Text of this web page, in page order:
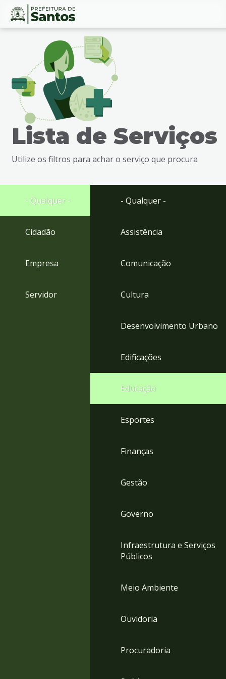
Ir
busca
Ir
rodapé
Conteúdo
Lista de Serviços
Utilize os filtros para achar o serviço que procura
- Qualquer -
Cidadão
Empresa
Servidor
- Qualquer -
Assistência
Comunicação
Cultura
Desenvolvimento Urbano
Edificações
Educação
Esportes
Finanças
Gestão
Governo
Infraestrutura e Serviços
Públicos
Meio Ambiente
Ouvidoria
Procuradoria